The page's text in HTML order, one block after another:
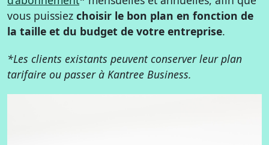
vous puissiez choisir le bon plan en fonction de
la taille et du budget de votre entreprise.
*Les clients existants peuvent conserver leur plan
tarifaire ou passer à Kantree Business.